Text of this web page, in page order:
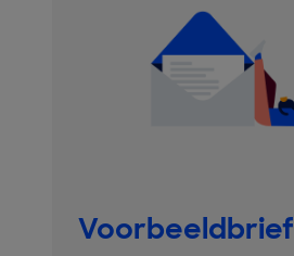
Voorbeeldbrief